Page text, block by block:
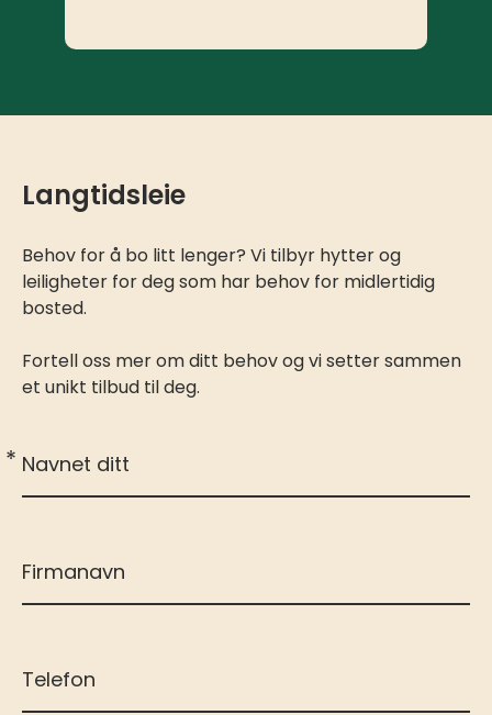
Langtidsleie
Behov for å bo litt lenger? Vi tilbyr hytter og
leiligheter for deg som har behov for midlertidig
bosted.
Fortell oss mer om ditt behov og vi setter sammen
et unikt tilbud til deg.
Navnet ditt
*
Firmanavn
Telefon